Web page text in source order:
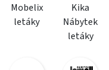
Mobelix
letáky
Kika
Nábytek
letáky